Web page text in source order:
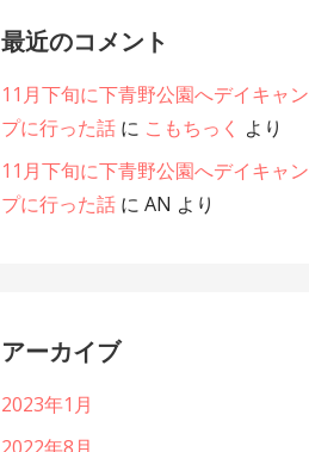
最近のコメント
11月下旬に下青野公園へデイキャン
プに行った話に こもちっく より
11月下旬に下青野公園へデイキャン
プに行った話に AN より
アーカイブ
2023年1月